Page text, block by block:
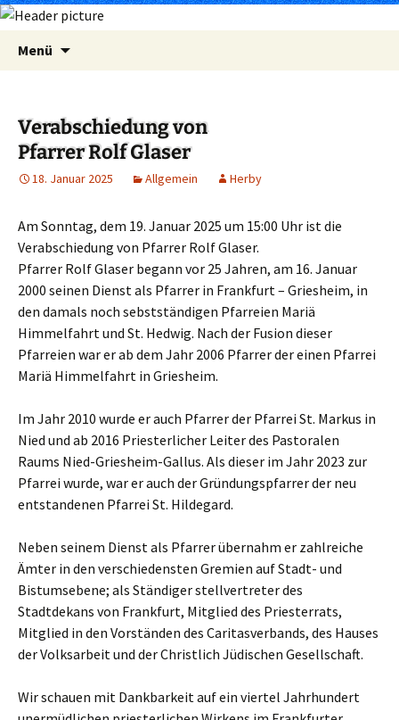
Menü
Verabschiedung von
Pfarrer Rolf Glaser
18. Januar 2025 Allgemein Herby
Am Sonntag, dem 19. Januar 2025 um 15:00 Uhr ist die
Verabschiedung von Pfarrer Rolf Glaser.
Pfarrer Rolf Glaser begann vor 25 Jahren, am 16. Januar
2000 seinen Dienst als Pfarrer in Frankfurt – Griesheim, in
den damals noch sebstständigen Pfarreien Mariä
Himmelfahrt und St. Hedwig. Nach der Fusion dieser
Pfarreien war er ab dem Jahr 2006 Pfarrer der einen Pfarrei
Mariä Himmelfahrt in Griesheim.
Im Jahr 2010 wurde er auch Pfarrer der Pfarrei St. Markus in
Nied und ab 2016 Priesterlicher Leiter des Pastoralen
Raums Nied-Griesheim-Gallus. Als dieser im Jahr 2023 zur
Pfarrei wurde, war er auch der Gründungspfarrer der neu
entstandenen Pfarrei St. Hildegard.
Neben seinem Dienst als Pfarrer übernahm er zahlreiche
Ämter in den verschiedensten Gremien auf Stadt- und
Bistumsebene; als Ständiger stellvertreter des
Stadtdekans von Frankfurt, Mitglied des Priesterrats,
Mitglied in den Vorständen des Caritasverbands, des Hauses
der Volksarbeit und der Christlich Jüdischen Gesellschaft.
Wir schauen mit Dankbarkeit auf ein viertel Jahrhundert